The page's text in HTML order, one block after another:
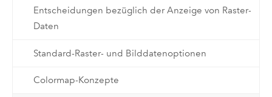
Entscheidungen bezüglich der Anzeige von Raster-
Daten
Standard-Raster- und Bilddatenoptionen
Colormap-Konzepte